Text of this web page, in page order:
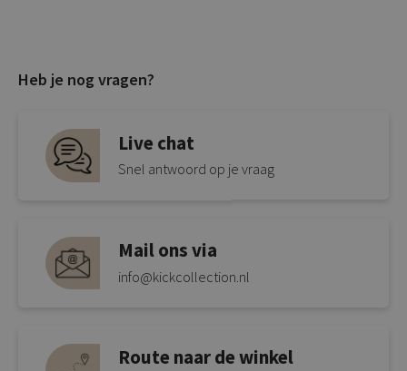
Heb je nog vragen?
Live chat
Snel antwoord op je vraag
Mail ons via
info@kickcollection.nl
Route naar de winkel